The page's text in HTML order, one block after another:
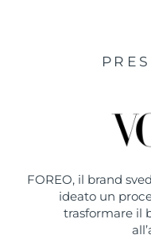
FOREO, il brand
ideato un
trasformare il